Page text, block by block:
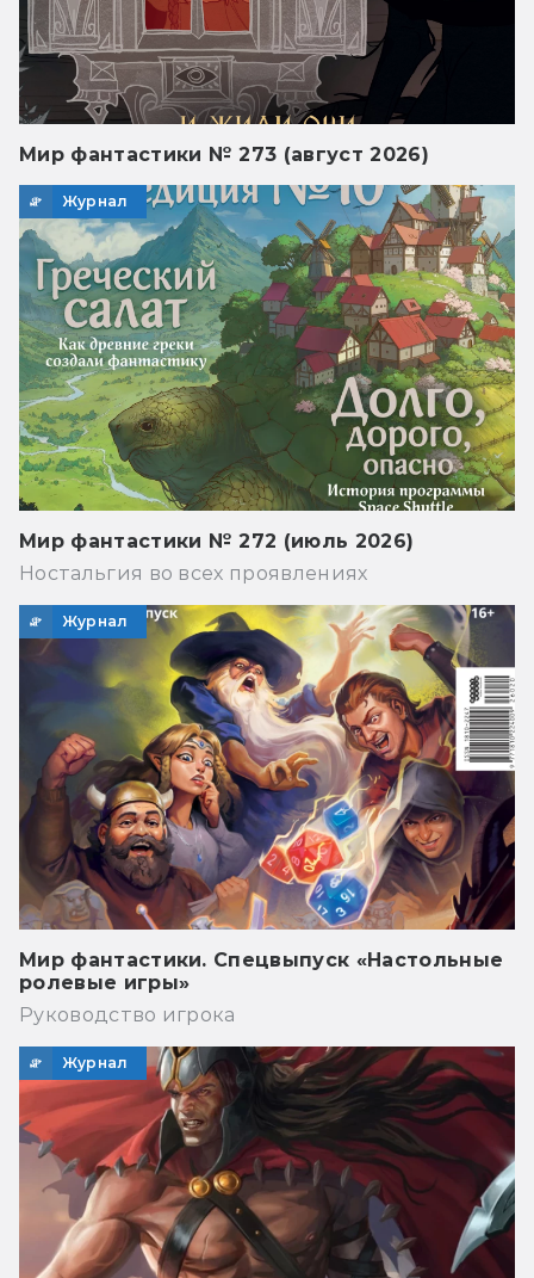
Мир фантастики № 273 (август 2026)
Журнал
Мир фантастики № 272 (июль 2026)
Ностальгия во всех проявлениях
Журнал
Мир фантастики. Спецвыпуск «Настольные
ролевые игры»
Руководство игрока
Журнал